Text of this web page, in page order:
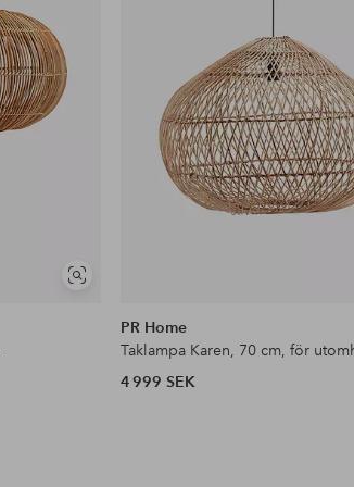
Visa
PR Home
Taklampa Karen, 70 cm, för
4 999 SEK